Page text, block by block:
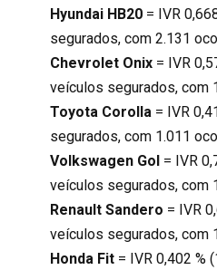
Hyundai HB20 = IVR
segurados, com 2.131
Chevrolet Onix = IVR
veículos segurados, com
Toyota Corolla = IVR
segurados, com 1.011
Volkswagen Gol = IVR
veículos segurados, com
Renault Sandero = IVR
veículos segurados, com
Honda Fit = IVR 0,402 %